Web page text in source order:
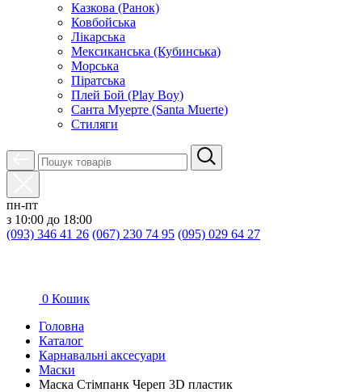
Казкова (Ранок)
Ковбойська
Лікарська
Мексиканська (Кубинська)
Морська
Піратська
Плей Бой (Play Boy)
Санта Муерте (Santa Muerte)
Стиляги
пн-пт
з 10:00 до 18:00
(093) 346 41 26 (067) 230 74 95 (095) 029 64 27
0 Кошик
Головна
Каталог
Карнавальні аксесуари
Маски
Маска Стімпанк Череп 3D пластик